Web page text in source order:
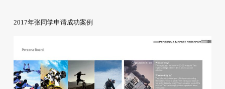
2017年张同学申请成功案例